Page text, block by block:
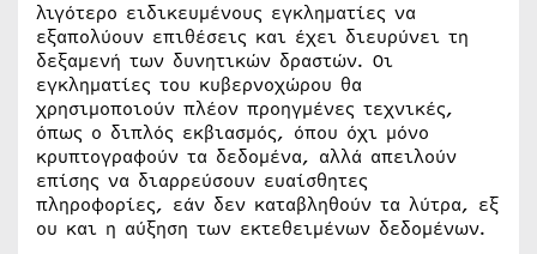
λιγότερο ειδικευμένους εγκληματίες να
εξαπολύουν επιθέσεις και έχει διευρύνει τη
δεξαμενή των δυνητικών δραστών. Οι
εγκληματίες του κυβερνοχώρου θα
χρησιμοποιούν πλέον προηγμένες τεχνικές,
όπως ο διπλός εκβιασμός, όπου όχι μόνο
κρυπτογραφούν τα δεδομένα, αλλά απειλούν
επίσης να διαρρεύσουν ευαίσθητες
πληροφορίες, εάν δεν καταβληθούν τα λύτρα, εξ
ου και η αύξηση των εκτεθειμένων δεδομένων.